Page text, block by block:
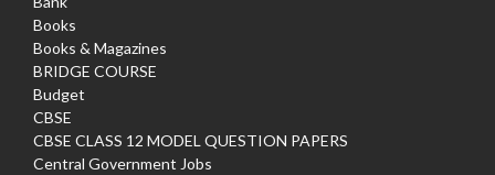
Books
Books & Magazines
BRIDGE COURSE
Budget
CBSE
CBSE CLASS 12 MODEL QUESTION PAPERS
Central Government Jobs